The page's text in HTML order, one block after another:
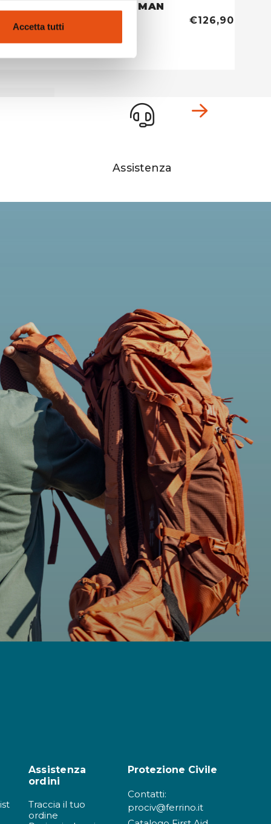
Accetta tutti
€129,90
HERVEY PANTS MAN
€126,90
Assistenza
Assistenza
ordini
Traccia il tuo
ordine
Protezione Civile
Contatti:
prociv@ferrino.it